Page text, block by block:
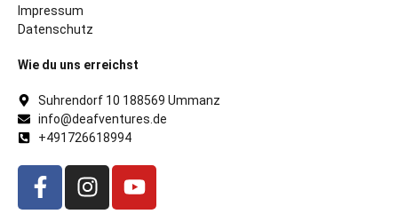
Impressum
Datenschutz
Wie du uns erreichst
Suhrendorf 10 188569 Ummanz
info@deafventures.de
+491726618994